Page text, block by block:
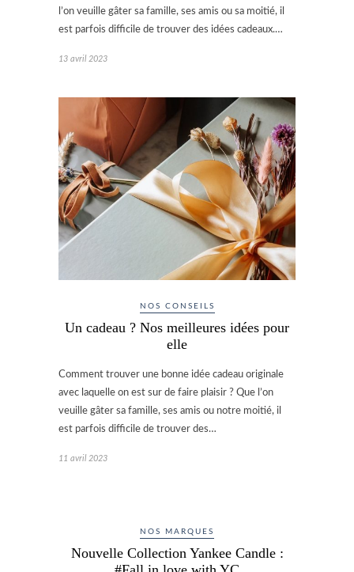
l’on veuille gâter sa famille, ses amis ou sa moitié, il
est parfois difficile de trouver des idées cadeaux.…
13 avril 2023
NOS CONSEILS
Un cadeau ? Nos meilleures idées pour
elle
Comment trouver une bonne idée cadeau originale
avec laquelle on est sur de faire plaisir ? Que l’on
veuille gâter sa famille, ses amis ou notre moitié, il
est parfois difficile de trouver des…
11 avril 2023
NOS MARQUES
Nouvelle Collection Yankee Candle :